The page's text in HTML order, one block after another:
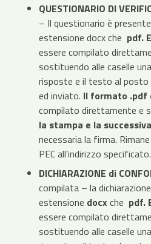
QUESTIONARIO DI
– Il questionario è
estensione docx che pdf.
essere compilato
sostituendo alle caselle
risposte e il testo al posto
ed inviato. Il formato .pdf
compilato direttamente e
la stampa e la
necessaria la firma.
PEC all’indirizzo specificato.
DICHIARAZIONE di
compilata – la
estensione docx che pdf.
essere compilato
sostituendo alle caselle